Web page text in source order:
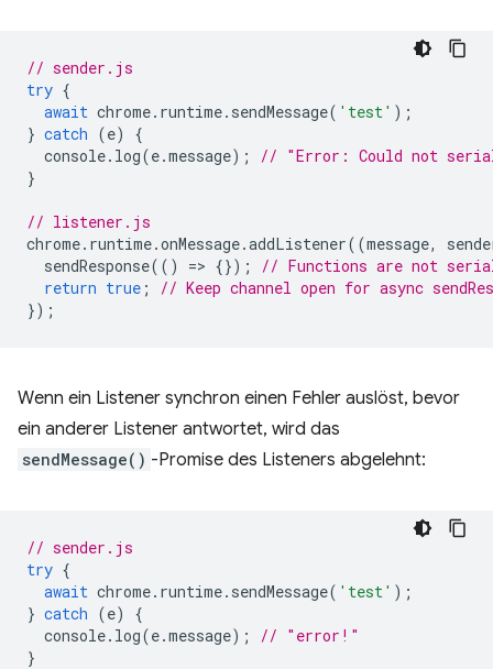
// sender.js
try {
await chrome. runtime. sendMessage( 'test' );
} catch (e)
{
console. log(e.message);
// "Error: Could not
}
// listener.js
chrome. runtime.onMessage.addListener((message,
sendResponse(() => {});
// Functions are not
return true ;
// Keep channel open for async
});
Wenn ein Listener synchron einen Fehler auslöst, bevor
ein anderer Listener antwortet, wird das
sendMessage() -Promise des Listeners abgelehnt:
// sender.js
try {
await chrome. runtime. sendMessage( 'test' );
} catch (e)
{
console. log(e.message);
// "error!"
}